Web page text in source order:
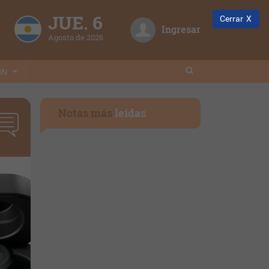
JUE. 6
Agosto de 2026
Ingresar
leídas
Cerrar